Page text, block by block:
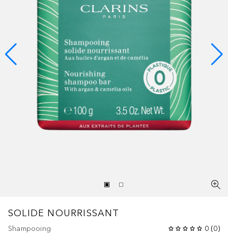
SOLIDE NOURRISSANT
Shampooing 0 (0)